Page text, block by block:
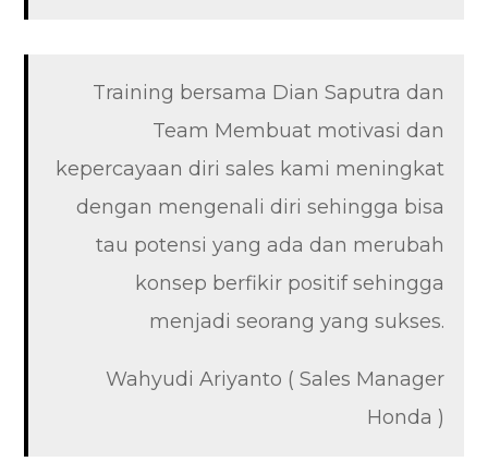
Training bersama Dian Saputra dan
Team Membuat motivasi dan
kepercayaan diri sales kami meningkat
dengan mengenali diri sehingga bisa
tau potensi yang ada dan merubah
konsep berfikir positif sehingga
menjadi seorang yang sukses.
Wahyudi Ariyanto ( Sales Manager
Honda )